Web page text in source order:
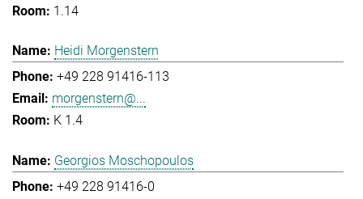
1.14
Heidi Morgenstern
+49 228 91416-113
morgenstern@...
K 1.4
Georgios Moschopoulos
+49 228 91416-0